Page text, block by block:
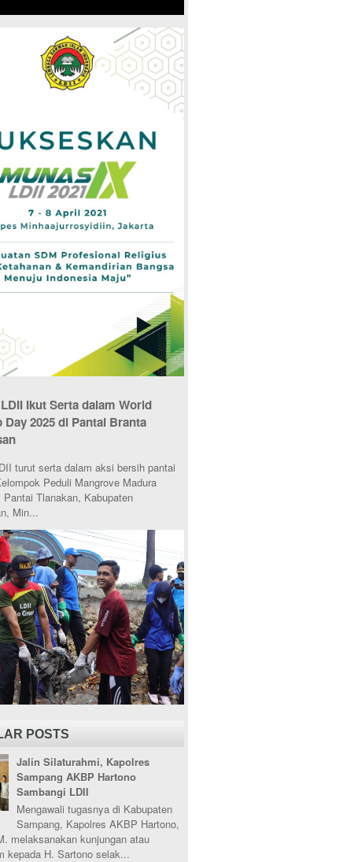
Ikut Serta dalam World
Day 2025 di Pantai Branta
turut serta dalam aksi bersih pantai
Peduli Mangrove Madura
Pantai Tlanakan, Kabupaten
Min...
POSTS
Jalin Silaturahmi, Kapolres
Sampang AKBP Hartono
Sambangi LDII
Mengawali tugasnya di Kabupaten
Sampang, Kapolres AKBP Hartono,
melaksanakan kunjungan atau
kepada H. Sartono selak...